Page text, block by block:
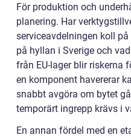
För produktion och
planering. Har
serviceavdelningen koll
på hyllan i Sverige och
från EU-lager blir riskerna
en komponent havererar
snabbt avgöra om bytet
temporärt ingrepp krävs i
En annan fördel med en